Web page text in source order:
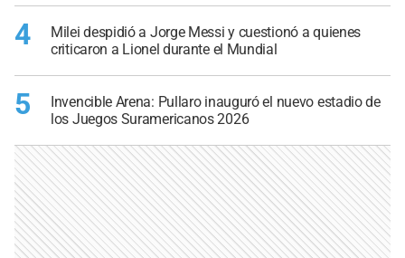
4
Milei despidió a Jorge Messi y cuestionó a quienes
criticaron a Lionel durante el Mundial
5
Invencible Arena: Pullaro inauguró el nuevo estadio de
los Juegos Suramericanos 2026